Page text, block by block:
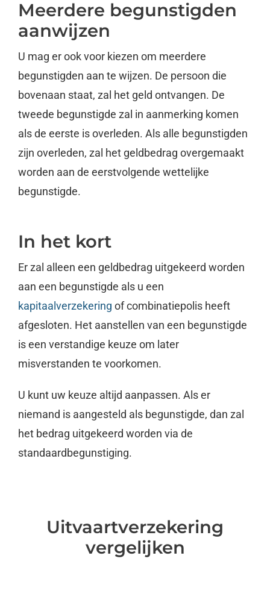
Meerdere begunstigden
aanwijzen
U mag er ook voor kiezen om meerdere
begunstigden aan te wijzen. De persoon die
bovenaan staat, zal het geld ontvangen. De
tweede begunstigde zal in aanmerking komen
als de eerste is overleden. Als alle begunstigden
zijn overleden, zal het geldbedrag overgemaakt
worden aan de eerstvolgende wettelijke
begunstigde.
In het kort
Er zal alleen een geldbedrag uitgekeerd worden
aan een begunstigde als u een
kapitaalverzekering of combinatiepolis heeft
afgesloten. Het aanstellen van een begunstigde
is een verstandige keuze om later
misverstanden te voorkomen.
U kunt uw keuze altijd aanpassen. Als er
niemand is aangesteld als begunstigde, dan zal
het bedrag uitgekeerd worden via de
standaardbegunstiging.
Uitvaartverzekering
vergelijken